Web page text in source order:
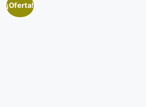
¡Oferta!